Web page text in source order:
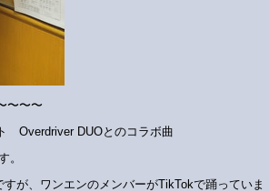
〜〜〜
Overdriver DUOとのコラボ曲
。
が、ワンエンのメンバーがTikTokで踊っていま